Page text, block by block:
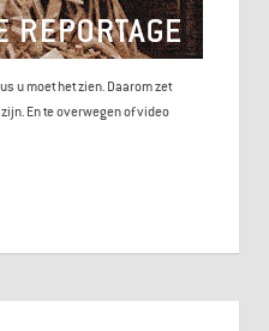
u moet het zien. Daarom zet
En te overwegen of video